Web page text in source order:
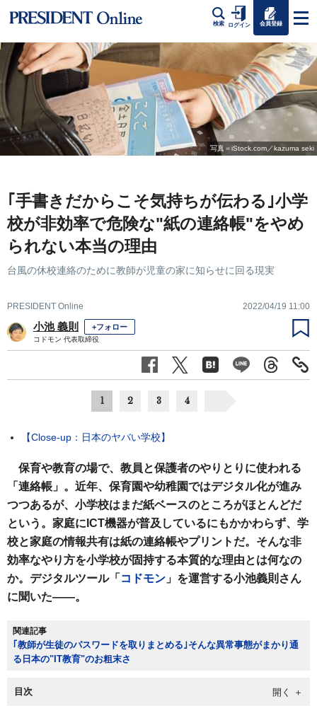
検索 ログイン 会員登録
写真＝iStock.com／kazuma seki
｢手書きだからこそ気持ちが伝わる｣小学
校が非効率で危険な"紙の連絡帳"をやめ
られない本当の理由
台風の休校連絡のために教師が児童の家に知らせに回る現実
PRESIDENT Online 2022/04/19 11:00
小池 義則 +フォロー
コドモン 代表取締役
1 2 3 4
【Close-up：日本のヤバい学校】
保育や教育の場で、教員と保護者のやりとりに使われる
「連絡帳」。近年、保育園や幼稚園ではデジタル化が進み
つつあるが、小学校はまだ紙ベースのところがほとんどだ
という。家庭にICT機器が普及しているにもかかわらず、学
校と家庭の情報共有は紙の連絡帳やプリントだ。そんな非
効率なやり方を小学校が固持する本質的な理由とは何なの
か。デジタルツール「 コドモン 」を運営する小池義則さん
に聞いた――。
関連記事
｢教師が生徒のパスワードを取りまとめる｣そんな異常事態がまかり通
る日本の"IT教育"のお粗末さ
目次